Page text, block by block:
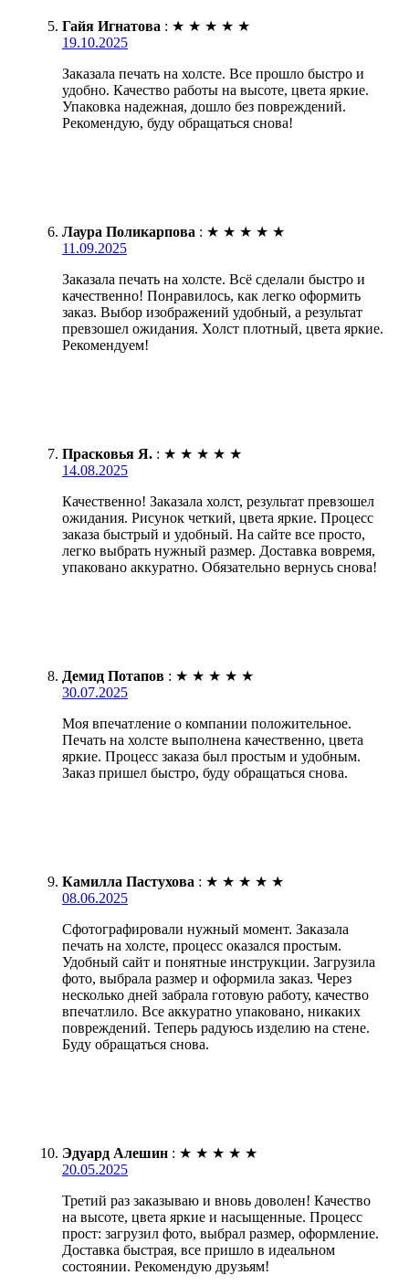
Гайя Игнатова : ★ ★ ★ ★ ★
19.10.2025
Заказала печать на холсте. Все прошло быстро и
удобно. Качество работы на высоте, цвета яркие.
Упаковка надежная, дошло без повреждений.
Рекомендую, буду обращаться снова!
Лаура Поликарпова : ★ ★ ★ ★ ★
11.09.2025
Заказала печать на холсте. Всё сделали быстро и
качественно! Понравилось, как легко оформить
заказ. Выбор изображений удобный, а результат
превзошел ожидания. Холст плотный, цвета яркие.
Рекомендуем!
Прасковья Я. : ★ ★ ★ ★ ★
14.08.2025
Качественно! Заказала холст, результат превзошел
ожидания. Рисунок четкий, цвета яркие. Процесс
заказа быстрый и удобный. На сайте все просто,
легко выбрать нужный размер. Доставка вовремя,
упаковано аккуратно. Обязательно вернусь снова!
Демид Потапов : ★ ★ ★ ★ ★
30.07.2025
Моя впечатление о компании положительное.
Печать на холсте выполнена качественно, цвета
яркие. Процесс заказа был простым и удобным.
Заказ пришел быстро, буду обращаться снова.
Камилла Пастухова : ★ ★ ★ ★ ★
08.06.2025
Сфотографировали нужный момент. Заказала
печать на холсте, процесс оказался простым.
Удобный сайт и понятные инструкции. Загрузила
фото, выбрала размер и оформила заказ. Через
несколько дней забрала готовую работу, качество
впечатлило. Все аккуратно упаковано, никаких
повреждений. Теперь радуюсь изделию на стене.
Буду обращаться снова.
Эдуард Алешин : ★ ★ ★ ★ ★
20.05.2025
Третий раз заказываю и вновь доволен! Качество
на высоте, цвета яркие и насыщенные. Процесс
прост: загрузил фото, выбрал размер, оформление.
Доставка быстрая, все пришло в идеальном
состоянии. Рекомендую друзьям!